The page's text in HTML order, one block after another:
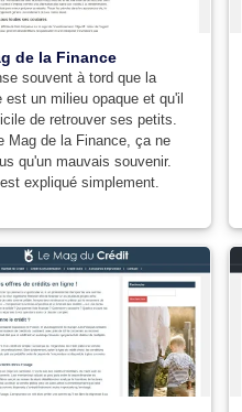
de la Finance
souvent à tord que la
est un milieu opaque et qu'il
de retrouver ses petits.
Mag de la Finance, ça ne
qu'un mauvais souvenir.
expliqué simplement.